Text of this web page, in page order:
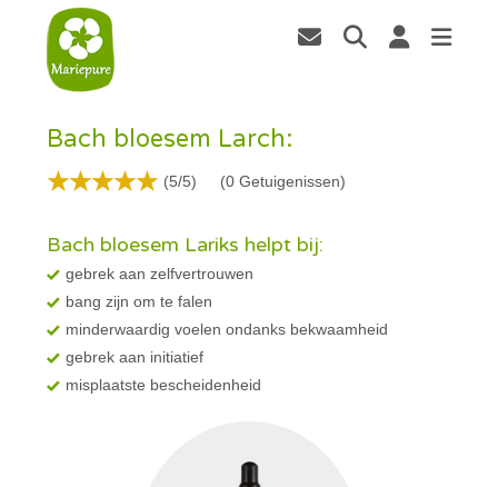
Bach bloesem Larch:
(5/5) (0 Getuigenissen)
Bach bloesem Lariks helpt bij:
gebrek aan zelfvertrouwen
bang zijn om te falen
minderwaardig voelen ondanks bekwaamheid
gebrek aan initiatief
misplaatste bescheidenheid